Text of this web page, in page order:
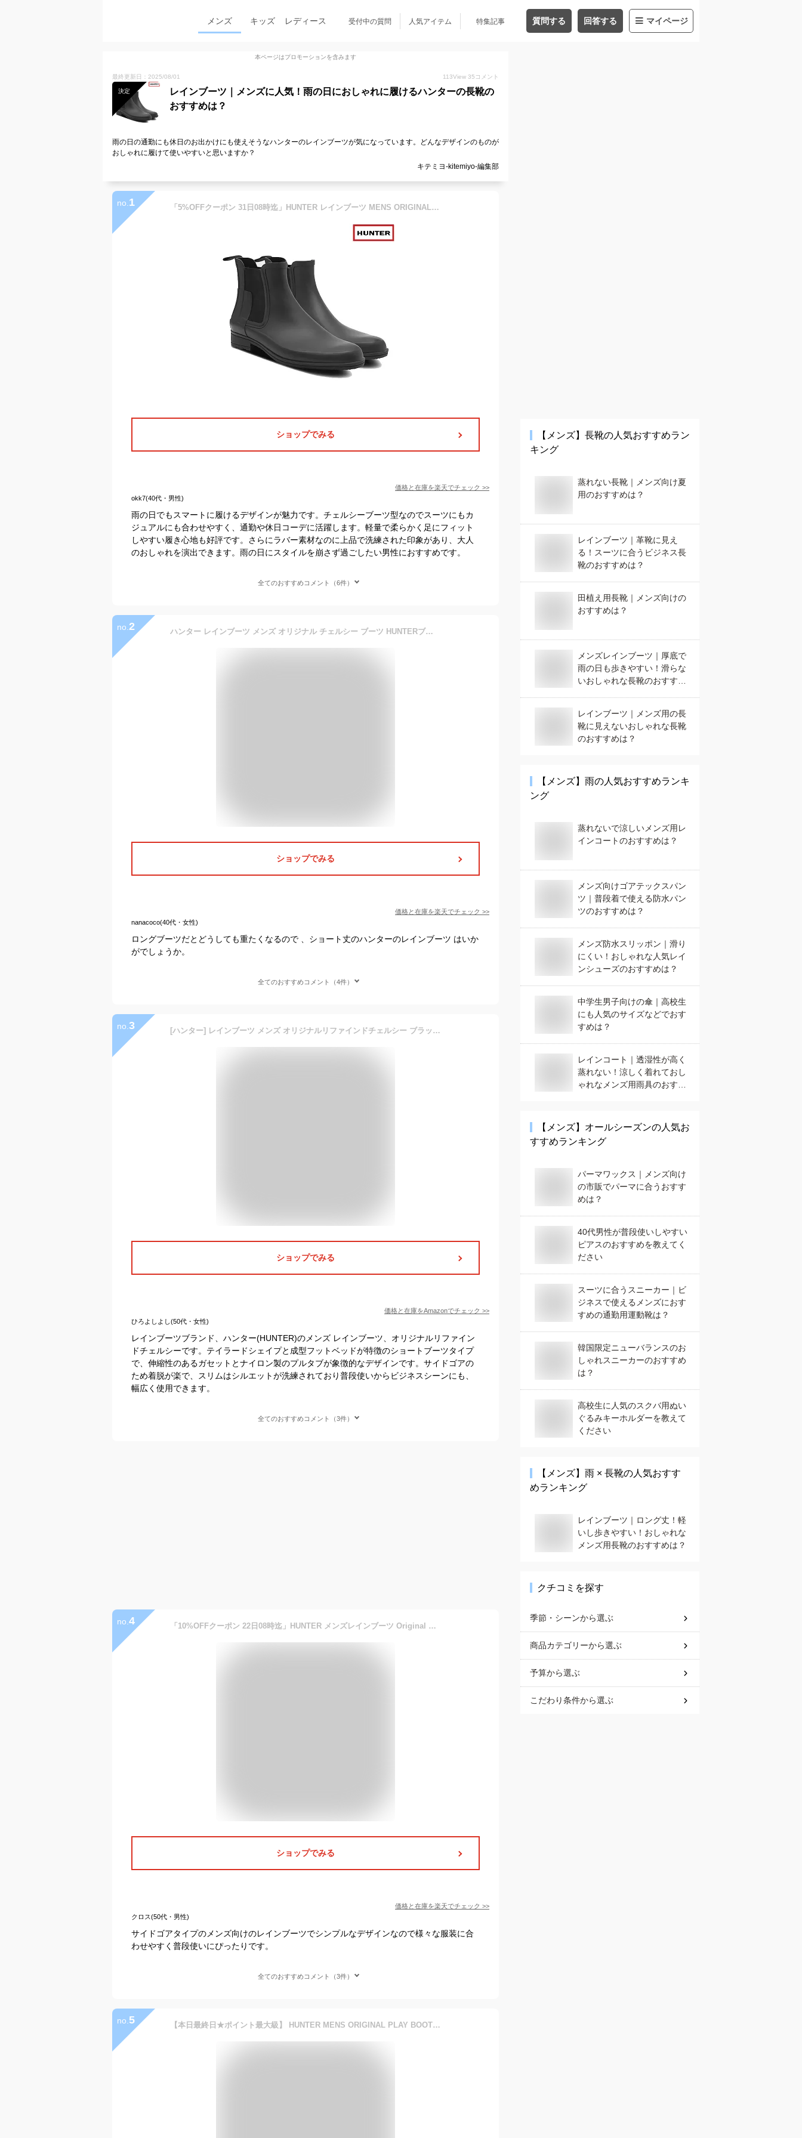
メンズ キッズ レディース 受付中の質問 人気アイテム 特集記事 質問する 回答する マイページ
本ページはプロモーションを含みます
最終更新日：2025/08/01 113View 35 コメント
決定
レインブーツ｜メンズに人気！雨の日におしゃれに履けるハンターの長靴の
おすすめは？
雨の日の通勤にも休日のお出かけにも使えそうなハンターのレインブーツが気になっています。どんなデザインのものが
おしゃれに履けて使いやすいと思いますか？
キテミヨ-kitemiyo-編集部
no. 1 「5%OFFクーポン 31日08時迄」HUNTER レインブーツ MENS ORIGINAL REFINED CHELSEA BOOTS mfs9060rma: 正規品/ハンター/チェルシー/メンズ/cat-fs
ショップでみる
価格と在庫を楽天でチェック >>
okk7(40代・男性)
雨の日でもスマートに履けるデザインが魅力です。チェルシーブーツ型なのでスーツにもカ
ジュアルにも合わせやすく、通勤や休日コーデに活躍します。軽量で柔らかく足にフィット
しやすい履き心地も好評です。さらにラバー素材なのに上品で洗練された印象があり、大人
のおしゃれを演出できます。雨の日にスタイルを崩さず過ごしたい男性におすすめです。
全てのおすすめコメント（6件）
no. 2 ハンター レインブーツ メンズ オリジナル チェルシー ブーツ HUNTERブラック 黒 ネイビー 紺 ORIGINAL CHELSEA BOOTS MFS9116RMA ブーツ 靴 ショートブーツ サイドゴア 雨靴 耐水 防水 ラバー 長靴 ブランド ロゴ おしゃれ
ショップでみる
価格と在庫を楽天でチェック >>
nanacoco(40代・女性)
ロングブーツだとどうしても重たくなるので 、ショート丈のハンターのレインブーツ はいか
がでしょうか。
全てのおすすめコメント（4件）
no. 3 [ハンター] レインブーツ メンズ オリジナルリファインドチェルシー ブラック 27.5 cm
ショップでみる
価格と在庫をAmazonでチェック >>
ひろよしよし(50代・女性)
レインブーツブランド、ハンター(HUNTER)のメンズ レインブーツ、オリジナルリファイン
ドチェルシーです。テイラードシェイプと成型フットベッドが特徴のショートブーツタイプ
で、伸縮性のあるガセットとナイロン製のプルタブが象徴的なデザインです。サイドゴアの
ため着脱が楽で、スリムはシルエットが洗練されており普段使いからビジネスシーンにも、
幅広く使用できます。
全てのおすすめコメント（3件）
no. 4 「10%OFFクーポン 22日08時迄」HUNTER メンズレインブーツ Original Chelsea Boots mfs9116rma: 国内正規品/長靴/シューズ/ハンター
ショップでみる
価格と在庫を楽天でチェック >>
クロス(50代・男性)
サイドゴアタイプのメンズ向けのレインブーツでシンプルなデザインなので様々な服装に合
わせやすく普段使いにぴったりです。
全てのおすすめコメント（3件）
no. 5 【本日最終日★ポイント最大級】 HUNTER MENS ORIGINAL PLAY BOOT MID（メンズ オリジナル プレイ ミッドブーツ）ハンター レインブーツ 長靴 オシャレ 軽量 ブラック プレゼント P11 母の日
【メンズ】 長靴の人気おすすめラン
キング
蒸れない長靴｜メンズ向け夏
用のおすすめは？
レインブーツ｜革靴に見え
る！スーツに合うビジネス長
靴のおすすめは？
田植え用長靴｜メンズ向けの
おすすめは？
メンズレインブーツ｜厚底で
雨の日も歩きやすい！滑らな
いおしゃれな長靴のおすすめ
レインブーツ｜メンズ用の長
靴に見えないおしゃれな長靴
のおすすめは？
【メンズ】 雨の人気おすすめランキ
ング
蒸れないで涼しいメンズ用レ
インコートのおすすめは？
メンズ向けゴアテックスパン
ツ｜普段着で使える防水パン
ツのおすすめは？
メンズ防水スリッポン｜滑り
にくい！おしゃれな人気レイ
ンシューズのおすすめは？
中学生男子向けの傘｜高校生
にも人気のサイズなどでおす
すめは？
レインコート｜透湿性が高く
蒸れない！涼しく着れておし
ゃれなメンズ用雨具のおすす
【メンズ】 オールシーズンの人気お
すすめランキング
パーマワックス｜メンズ向け
の市販でパーマに合うおすす
めは？
40代男性が普段使いしやすい
ピアスのおすすめを教えてく
ださい
スーツに合うスニーカー｜ビ
ジネスで使えるメンズにおす
すめの通勤用運動靴は？
韓国限定ニューバランスのお
しゃれスニーカーのおすすめ
は？
高校生に人気のスクバ用ぬい
ぐるみキーホルダーを教えて
ください
【メンズ】 雨 × 長靴の人気おすす
めランキング
レインブーツ｜ロング丈！軽
いし歩きやすい！おしゃれな
メンズ用長靴のおすすめは？
クチコミを探す
季節・シーンから選ぶ
商品カテゴリーから選ぶ
予算から選ぶ
こだわり条件から選ぶ